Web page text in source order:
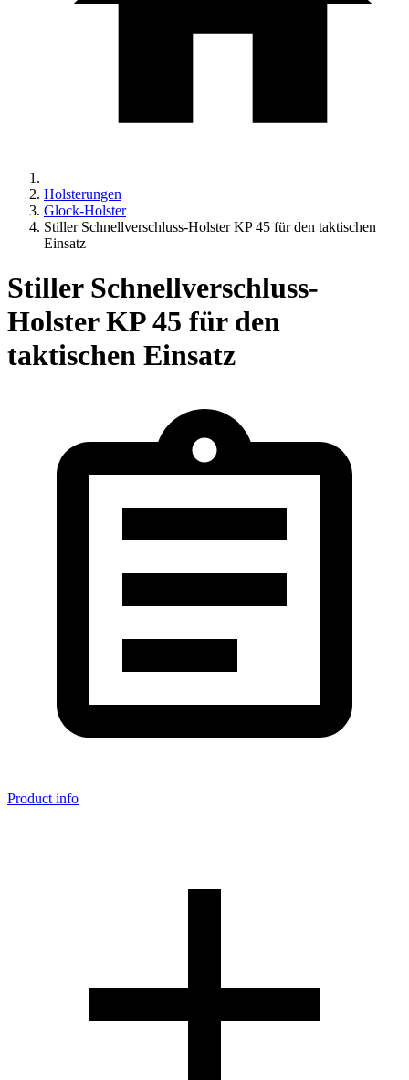
Holsterungen
Glock-Holster
Stiller Schnellverschluss-Holster KP 45 für den taktischen
Einsatz
Stiller Schnellverschluss-
Holster KP 45 für den
taktischen Einsatz
Product info